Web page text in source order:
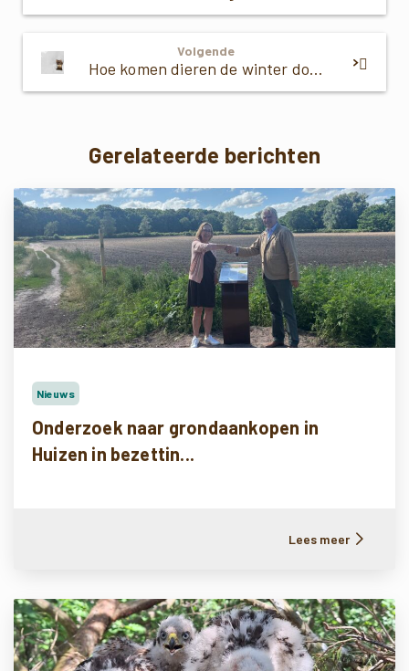
Volgende
Hoe komen dieren de winter door?
Gerelateerde berichten
Nieuws
Onderzoek naar grondaankopen in
Huizen in bezettin...
Lees meer